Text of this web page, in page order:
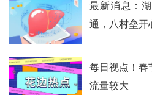
最新消息：
通，八村垒开
每日视点！春
流量较大